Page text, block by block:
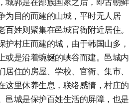
城郭是在部族国家之后，即古朝鲜
为目的而建的山城，平时无人居
百姓则聚集在邑城官衙附近居住。
护村庄而建的城，由于韩国山多，
或是沿着蜿蜒的峡谷而建。邑城内
居住的房屋、学校、官衙、集市、
这里休养生息，联络感情，村庄的
邑城是保护百姓生活的屏障，也是